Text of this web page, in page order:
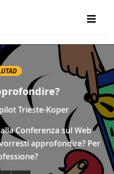
Trieste-Koper
Conferenza sul Web
approfondire? Per